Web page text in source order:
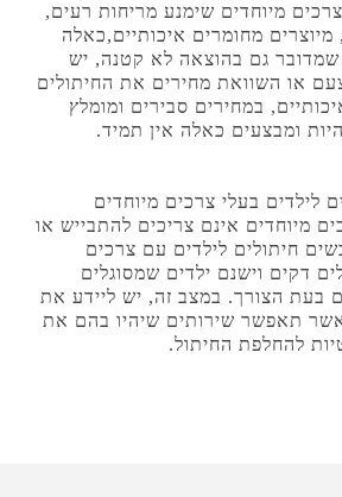
מיוחדים שימנע מריחות רעים,
מחומרים איכותיים,כאלה
שמדובר גם בהוצאה לא קטנה, יש
או השוואת מחירים את החיתולים
במחירים סבירים ומומלץ
ומבצעים כאלה אין תמיד.
לילדים בעלי צרכים מיוחדים
מיוחדים אינם צריכים להתבייש או
חיתולים לילדים עם צרכים
דקים וישנם ילדים שמסוגלים
בעת הצורך. במצב זה, יש ליידע את
תאפשר שירותים שיהיו בהם את
להחלפת החיתול.